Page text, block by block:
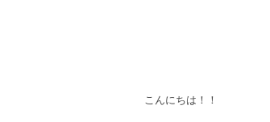
こんにちは！！